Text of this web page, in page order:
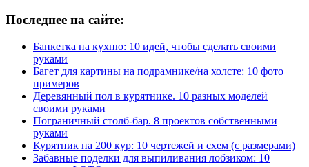
Последнее на сайте:
Банкетка на кухню: 10 идей, чтобы сделать своими
руками
Багет для картины на подрамнике/на холсте: 10 фото
примеров
Деревянный пол в курятнике. 10 разных моделей
своими руками
Пограничный столб-бар. 8 проектов собственными
руками
Курятник на 200 кур: 10 чертежей и схем (с размерами)
Забавные поделки для выпиливания лобзиком: 10